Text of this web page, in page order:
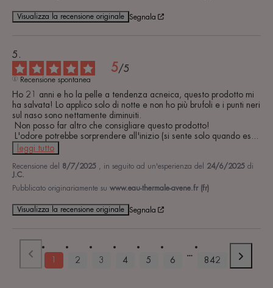
Visualizza la recensione originale Segnala
5/5
Recensione spontanea
Ho 21 anni e ho la pelle a tendenza acneica, questo prodotto mi
ha salvata! Lo applico solo di notte e non ho più brufoli e i punti neri
sul naso sono nettamente diminuiti.
L'odore potrebbe sorprendere all'inizio (si sente solo quando es
leggi tutto
Recensione del 8/7/2025 , in seguito ad un'esperienza del 24/6/2025 di
J.C.
Pubblicato originariamente su www.eau-thermale-avene.fr (fr)
Visualizza la recensione originale Segnala
2 3 4 5 6 842